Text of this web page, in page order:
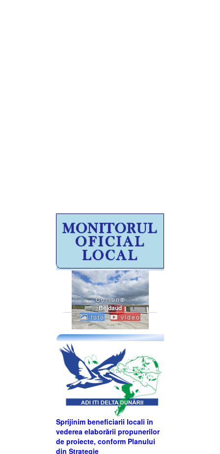
Comuna
Beidaud
foto video
Sprijinim beneficiarii locali în
vederea elaborării propunerilor
de proiecte, conform Planului
din Strategie